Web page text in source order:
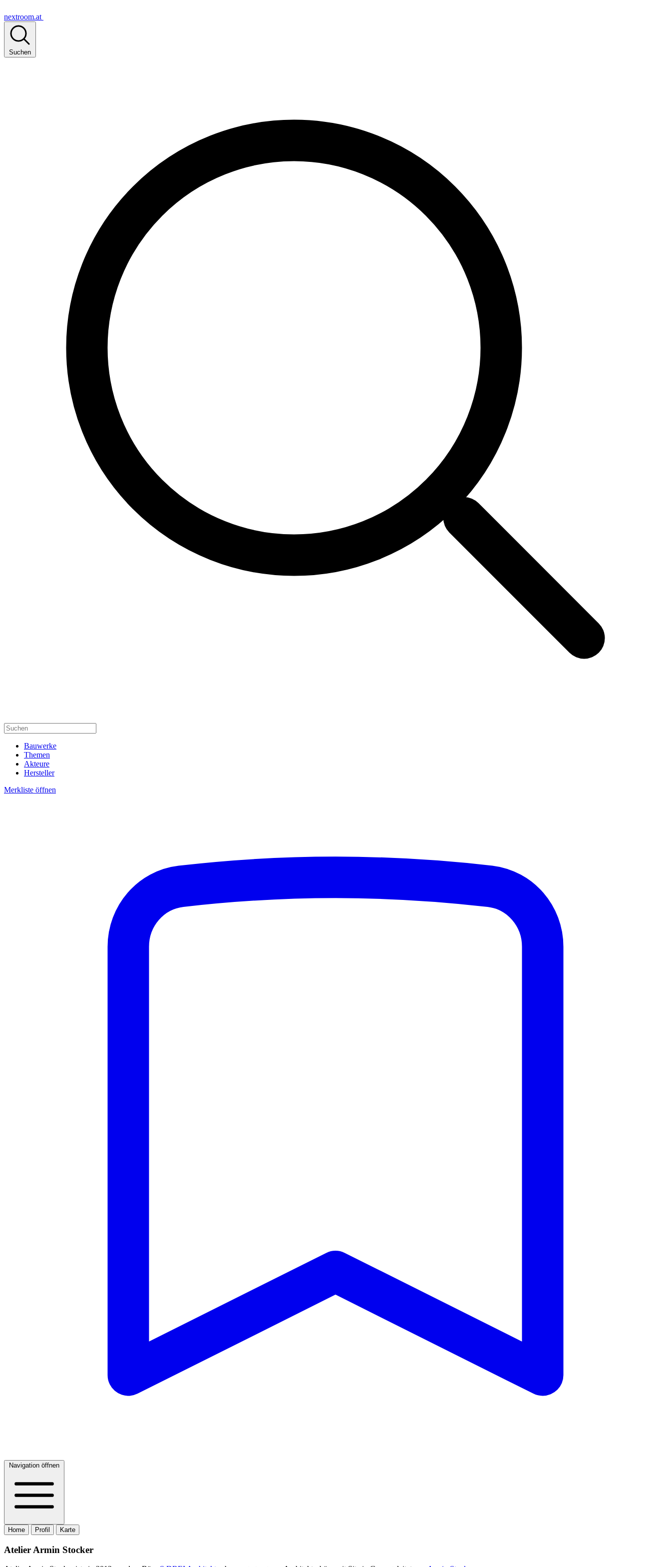
nextroom.at
Suchen
Bauwerke
Themen
Akteure
Hersteller
Merkliste öffnen
Navigation öffnen
Home Profil Karte
Atelier Armin Stocker